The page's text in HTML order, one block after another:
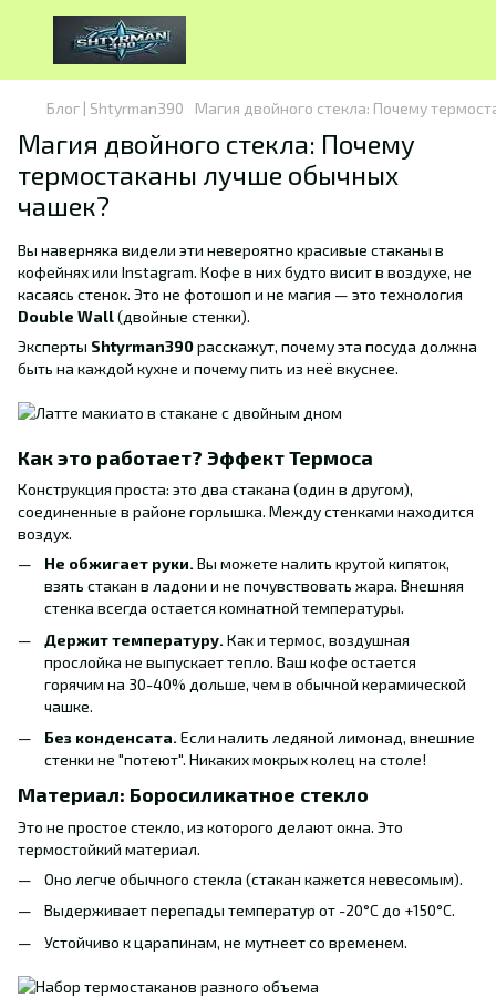
Блог | Shtyrman390 Магия двойного стекла: Почему
Магия двойного стекла: Почему
термостаканы лучше обычных
чашек?
Вы наверняка видели эти невероятно красивые стаканы в
кофейнях или Instagram. Кофе в них будто висит в воздухе, не
касаясь стенок. Это не фотошоп и не магия — это технология
Double Wall(двойные стенки).
Эксперты Shtyrman390расскажут, почему эта посуда должна
быть на каждой кухне и почему пить из неё вкуснее.
Как это работает? Эффект Термоса
Конструкция проста: это два стакана (один в другом),
соединенные в районе горлышка. Между стенками находится
воздух.
Не обжигает руки. Вы можете налить крутой кипяток,
взять стакан в ладони и не почувствовать жара. Внешняя
стенка всегда остается комнатной температуры.
Держит температуру. Как и термос, воздушная
прослойка не выпускает тепло. Ваш кофе остается
горячим на 30-40% дольше, чем в обычной керамической
чашке.
Без конденсата. Если налить ледяной лимонад, внешние
стенки не "потеют". Никаких мокрых колец на столе!
Материал: Боросиликатное стекло
Это не простое стекло, из которого делают окна. Это
термостойкий материал.
Оно легче обычного стекла (стакан кажется невесомым).
Выдерживает перепады температур от -20°C до +150°C.
Устойчиво к царапинам, не мутнеет со временем.